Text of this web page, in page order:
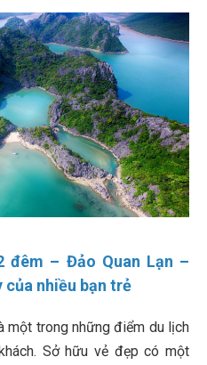
đêm – Đảo Quan Lạn –
nhiều bạn trẻ
một trong những điểm du lịch
Sở hữu vẻ đẹp có một